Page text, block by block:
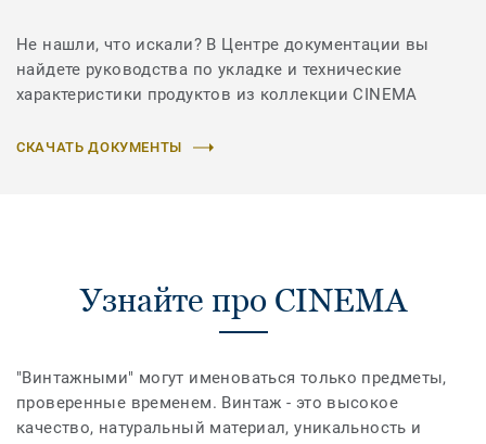
Не нашли, что искали? В Центре документации вы
найдете руководства по укладке и технические
характеристики продуктов из коллекции CINEMA
СКАЧАТЬ ДОКУМЕНТЫ
Узнайте про CINEMA
"Винтажными" могут именоваться только предметы,
проверенные временем. Винтаж - это высокое
качество, натуральный материал, уникальность и